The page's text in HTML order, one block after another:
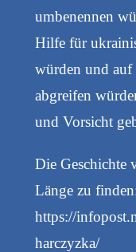
umbenennen
Hilfe für
würden und auf
abgreifen
und Vorsicht
Die Geschichte
Länge zu
https://
harczyzka/